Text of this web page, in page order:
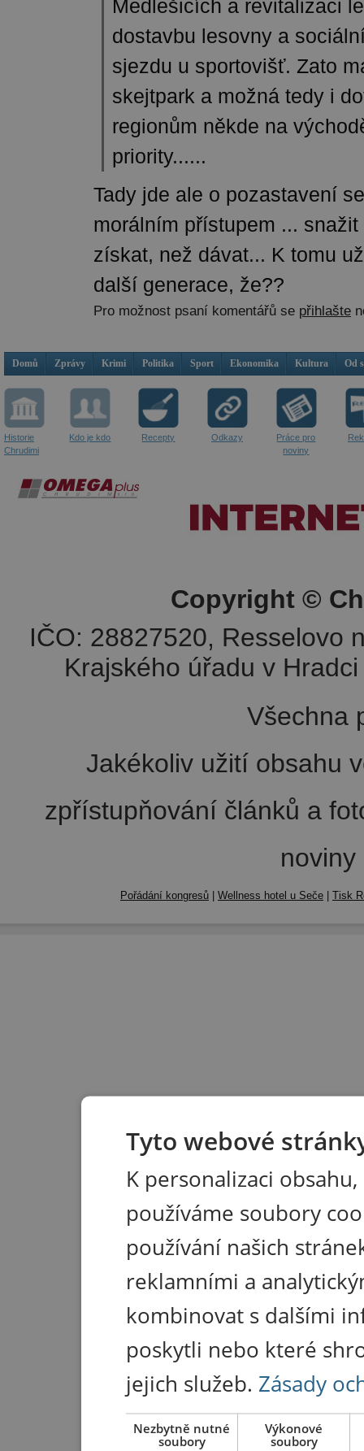
Medlešicích a revitalizaci
dostavbu lesovny a
sjezdu u sportovišť. Zato
skejtpark a možná tedy i
regionům někde na
priority......
Tady jde ale o pozastavení
morálním přístupem ...
získat, než dávat... K tomu
další generace, že??
Pro možnost psaní komentářů se přihlašte
Domů Zprávy Krimi Politika Sport Ekonomika Kultura Od
Historie
Chrudimi
Kdo je kdo Recepty Odkazy
Práce pro
noviny
Copyright ©
IČO: 28827520, Resselovo
Krajského úřadu v
Všechna
Jakékoliv užití obsahu
zpřístupňování článků a
Pořádání kongresů Wellness hotel u Seče Tisk
Tyto webové
K personalizaci
používáme soubory
používání našich
reklamními a
kombinovat s dalšími
poskytli nebo které
jejich služeb. Zásady
Nezbytně nutné
soubory
Výkonové
soubory